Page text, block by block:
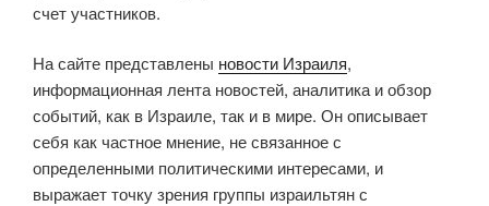
счет участников.
На сайте представлены новости Израиля,
информационная лента новостей, аналитика и обзор
событий, как в Израиле, так и в мире. Он описывает
себя как частное мнение, не связанное с
определенными политическими интересами, и
выражает точку зрения группы израильтян с